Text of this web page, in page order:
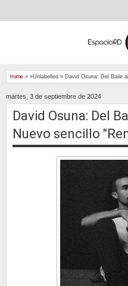
Home » »Unlabelled » David Osuna: Del Baile
martes, 3 de septiembre de 2024
David Osuna: Del
Nuevo sencillo